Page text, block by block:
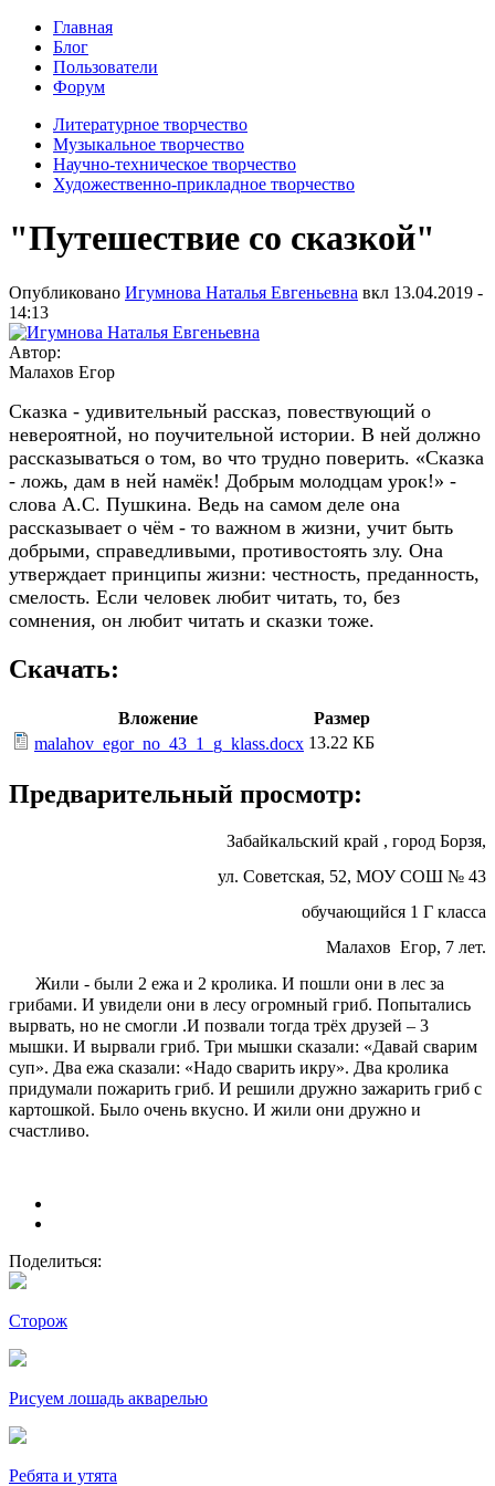
Главная
Блог
Пользователи
Форум
Литературное творчество
Музыкальное творчество
Научно-техническое творчество
Художественно-прикладное творчество
"Путешествие со сказкой"
Опубликовано Игумнова Наталья Евгеньевна вкл 13.04.2019 -
14:13
Автор:
Малахов Егор
Сказка - удивительный рассказ, повествующий о
невероятной, но поучительной истории. В ней должно
рассказываться о том, во что трудно поверить. «Сказка
- ложь, дам в ней намёк! Добрым молодцам урок!» -
слова А.С. Пушкина. Ведь на самом деле она
рассказывает о чём - то важном в жизни, учит быть
добрыми, справедливыми, противостоять злу. Она
утверждает принципы жизни: честность, преданность,
смелость. Если человек любит читать, то, без
сомнения, он любит читать и сказки тоже.
Скачать:
Вложение
Размер
malahov_egor_no_43_1_g_klass.docx 13.22 КБ
Предварительный просмотр:
Забайкальский край , город Борзя,
ул. Советская, 52, МОУ СОШ № 43
обучающийся 1 Г класса
Малахов Егор, 7 лет.
Жили - были 2 ежа и 2 кролика. И пошли они в лес за
грибами. И увидели они в лесу огромный гриб. Попытались
вырвать, но не смогли .И позвали тогда трёх друзей – 3
мышки. И вырвали гриб. Три мышки сказали: «Давай сварим
суп». Два ежа сказали: «Надо сварить икру». Два кролика
придумали пожарить гриб. И решили дружно зажарить гриб с
картошкой. Было очень вкусно. И жили они дружно и
счастливо.
Поделиться:
Сторож
Рисуем лошадь акварелью
Ребята и утята